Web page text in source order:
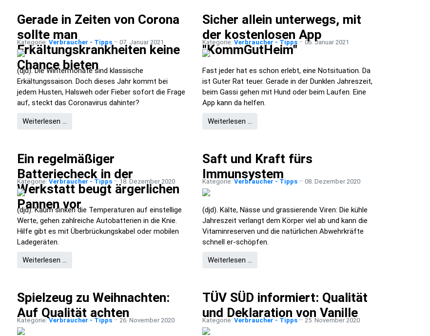
Gerade in Zeiten von Corona
sollte man
Erkältungskrankheiten keine
Chance bieten
Kategorie: Verbraucher - Tipps 07. Januar 2021
(djd). Die Wintermonate sind klassische
Erkältungssaison. Doch dieses Jahr kommt bei
jedem Husten, Halsweh oder Fieber sofort die Frage
auf, steckt das Coronavirus dahinter?
Weiterlesen …
Sicher allein unterwegs, mit
der kostenlosen App
"KommGutHeim"
Kategorie: Verbraucher - Tipps 06. Januar 2021
Fast jeder hat es schon erlebt, eine Notsituation. Da
ist Guter Rat teuer. Gerade in der Dunklen Jahreszeit,
beim Gassi gehen mit Hund oder beim Laufen. Eine
App kann da helfen.
Weiterlesen …
Ein regelmäßiger
Batteriecheck in der
Werkstatt beugt ärgerlichen
Pannen vor
Kategorie: Verbraucher - Tipps 18. Dezember 2020
(djd). Kaum sinken die Temperaturen auf einstellige
Werte, gehen zahlreiche Autobatterien in die Knie.
Hilfe gibt es mit Überbrückungskabel oder mobilen
Ladegeräten.
Weiterlesen …
Saft und Kraft fürs
Immunsystem
Kategorie: Verbraucher - Tipps 08. Dezember 2020
(djd). Kälte, Nässe und grassierende Viren: Die kühle
Jahreszeit verlangt dem Körper viel ab und kann die
Vitaminreserven und die natürlichen Abwehrkräfte
schnell er-schöpfen.
Weiterlesen …
Spielzeug zu Weihnachten:
Auf Qualität achten
Kategorie:Verbraucher - Tipps 26. November 2020
TÜV SÜD informiert: Qualität
und Deklaration von Vanille
Kategorie: Verbraucher - Tipps 25. November 2020